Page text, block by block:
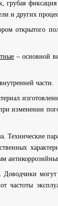
и других
открытого
– основной
части.
изменении
Доводчики